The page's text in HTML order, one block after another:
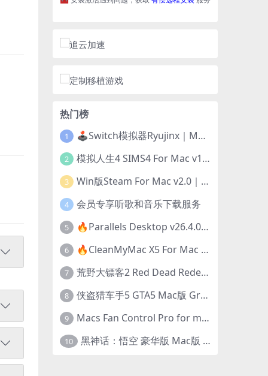
热门榜
1 🕹️Switch模拟器Ryujinx｜Mac+Win版｜开发团队已解散此乃最后的绝唱版本
2 模拟人生4 SIMS4 For Mac v1.118.257.1220｜中文原生版｜无限金币｜全100DLC
3 Win版Steam For Mac v2.0｜在Mac运行Win版游戏！｜升级GPTK4.0支持！
4 会员专享听歌和音乐下载服务
5 🔥Parallels Desktop v26.4.0-57513｜免激活版｜在Mac上安装Windows/Linux等系统[赠Windows激活]
6 🔥CleanMyMac X5 For Mac v5.5.7｜免激活版｜macOS系统优化/清理神器
7 荒野大镖客2 Red Dead Redemption 2 for mac v1436.28｜中文移植版｜最好玩的开放世界游戏
8 侠盗猎车手5 GTA5 Mac版 Grand Theft Auto V For Mac｜中文破解版
9 Macs Fan Control Pro for mac v1.5.18｜中文破解版｜风扇监控与控制工具
10 黑神话：悟空 豪华版 Mac版 Black Myth: Wukong For Mac v1.0.21.23831｜国语中文移植版｜仅限终身VIP交流学习｜含Mac+Win版